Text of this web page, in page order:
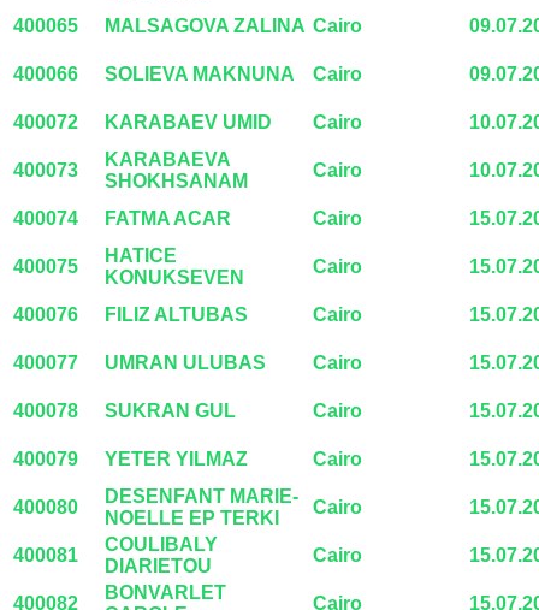
400065 MALSAGOVA ZALINA Cairo
400066 SOLIEVA MAKNUNA Cairo
400072 KARABAEV UMID Cairo
400073
KARABAEVA
SHOKHSANAM
Cairo
400074 FATMA ACAR Cairo
400075
HATICE
KONUKSEVEN
Cairo
400076 FILIZ ALTUBAS Cairo
400077 UMRAN ULUBAS Cairo
400078 SUKRAN GUL Cairo
400079 YETER YILMAZ Cairo
400080
DESENFANT MARIE-
NOELLE EP TERKI
Cairo
400081
COULIBALY
DIARIETOU
Cairo
400082
BONVARLET
Cairo